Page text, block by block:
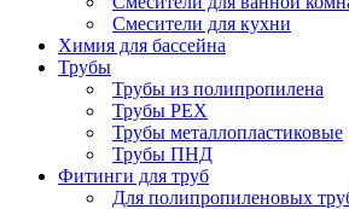
Смесители для кухни
Химия для бассейна
Трубы
Трубы из полипропилена
Трубы PEX
Трубы металлопластиковые
Трубы ПНД
Фитинги для труб
Для полипропиленовых